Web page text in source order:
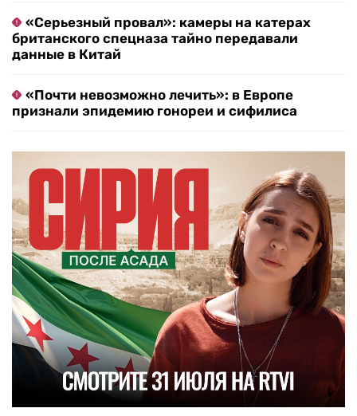
«Серьезный провал»: камеры на катерах
британского спецназа тайно передавали
данные в Китай
«Почти невозможно лечить»: в Европе
признали эпидемию гонореи и сифилиса